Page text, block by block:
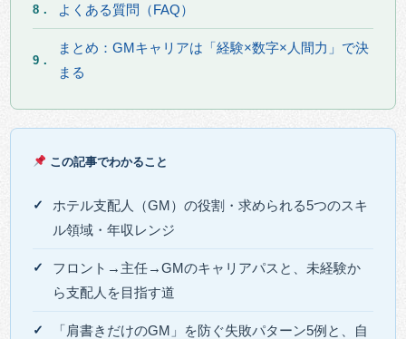
8． よくある質問（FAQ）
9．
まとめ：GMキャリアは「経験×数字×人間力」で決
まる
この記事でわかること
ホテル支配人（GM）の役割・求められる5つのスキ
ル領域・年収レンジ
フロント→主任→GMのキャリアパスと、未経験か
ら支配人を目指す道
「肩書きだけのGM」を防ぐ失敗パターン5例と、自